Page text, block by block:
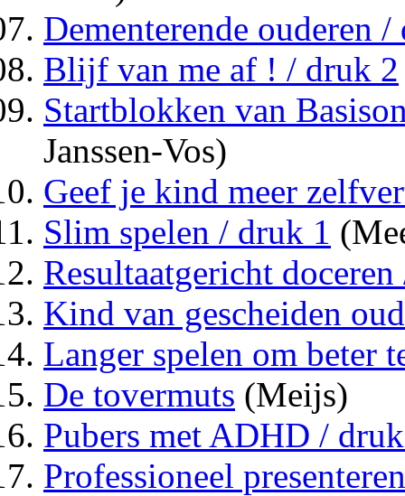
Dementerende ouderen
Blijf van me af ! / druk 2
Startblokken van
Janssen-Vos)
Geef je kind meer
Slim spelen / druk 1
Resultaatgericht
Kind van gescheiden
Langer spelen om beter
De tovermuts (Meijs)
Pubers met ADHD /
Professioneel presenteren